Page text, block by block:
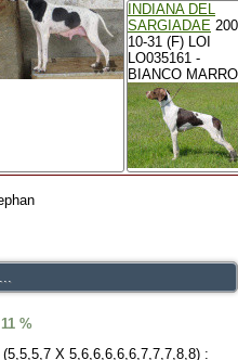
INDIANA DEL
SARGIADAE
10-31 (F) LOI
LO035161 -
BIANCO
%
(5,5,5,7 X 5,6,6,6,6,6,7,7,7,8,8) :